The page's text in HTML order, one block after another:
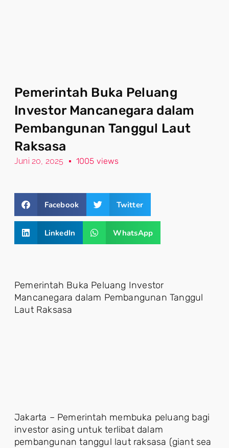
Pemerintah Buka Peluang
Investor Mancanegara dalam
Pembangunan Tanggul Laut
Raksasa
Juni 20, 2025 1005 views
Facebook Twitter
LinkedIn WhatsApp
Pemerintah Buka Peluang Investor
Mancanegara dalam Pembangunan Tanggul
Laut Raksasa
Jakarta – Pemerintah membuka peluang bagi
investor asing untuk terlibat dalam
pembangunan tanggul laut raksasa (giant sea